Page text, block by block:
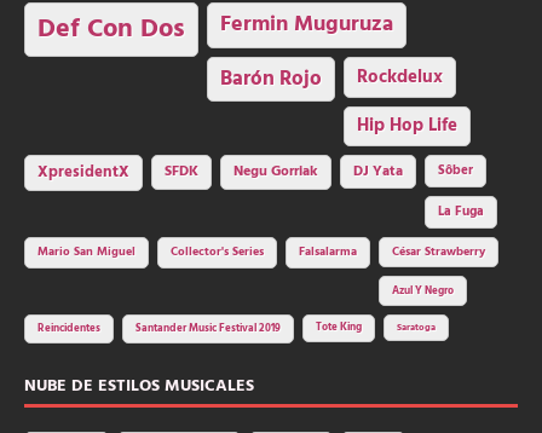
Def Con Dos Fermin Muguruza
Barón Rojo Rockdelux
Hip Hop Life
XpresidentX SFDK Negu Gorriak DJ Yata
Sôber
La Fuga
Mario San Miguel
Collector's Series Falsalarma César Strawberry
Azul Y Negro
Reincidentes Santander Music Festival 2019 Tote King Saratoga
NUBE DE ESTILOS MUSICALES